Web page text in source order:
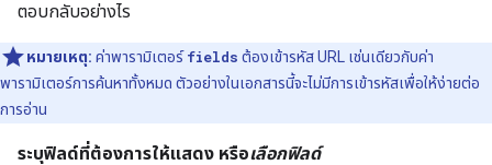
ตอบกลับอย่างไร
หมายเหตุ: ค่าพารามิเตอร์fields ต้องเข้ารหัส URL เช่นเดียวกับค่า
พารามิเตอร์การค้นหาทั้งหมด ตัวอย่างในเอกสารนี้จะไม่มีการเข้ารหัสเพื่อให้ง่ายต่อ
การอ่าน
ระบุฟิลด์ที่ต้องการให้แสดง หรือเลือกฟิลด์